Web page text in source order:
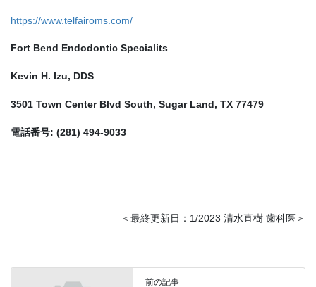
https://www.telfairoms.com/
Fort Bend Endodontic Specialits
Kevin H. Izu, DDS
3501 Town Center Blvd South, Sugar Land, TX 77479
電話番号: (281) 494-9033
＜最終更新日：1/2023 清水直樹 歯科医＞
前の記事